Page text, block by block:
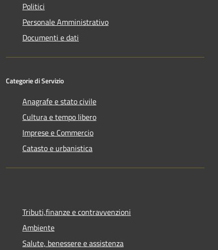
Politici
Personale Amministrativo
Documenti e dati
Categorie di Servizio
Anagrafe e stato civile
Cultura e tempo libero
Imprese e Commercio
Catasto e urbanistica
Tributi,finanze e contravvenzioni
Ambiente
Salute, benessere e assistenza